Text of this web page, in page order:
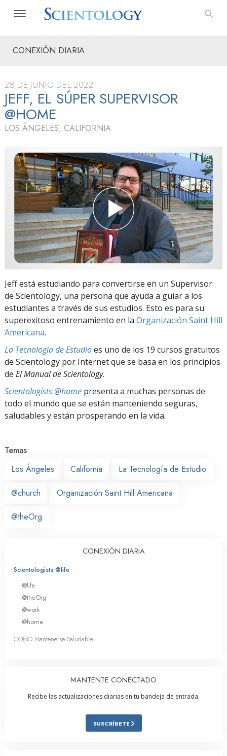
CONEXIÓN DIARIA
28 DE JUNIO DEL 2022
JEFF, EL SÚPER SUPERVISOR
@HOME
LOS ÁNGELES, CALIFORNIA
Jeff está estudiando para convertirse en un Supervisor
de Scientology, una persona que ayuda a guiar a los
estudiantes a través de sus estudios. Esto es para su
superexitoso entrenamiento en la Organización Saint Hill
Americana.
La Tecnología de Estudioes uno de los 19 cursos gratuitos
de Scientology por Internet que se basa en los principios
de El Manual de Scientology.
Scientologists @home presenta a muchas personas de
todo el mundo que se están manteniendo seguras,
saludables y están prosperando en la vida.
Temas
Los Ángeles
California La Tecnología de Estudio
@church Organización Saint Hill Americana
@theOrg
CONEXIÓN DIARIA
Scientologists @life
@life
@theOrg
@work
@home
CÓMO Mantenerse Saludable
MANTENTE CONECTADO
Recibe las actualizaciones diarias en tu bandeja de entrada.
SUSCRÍBETE